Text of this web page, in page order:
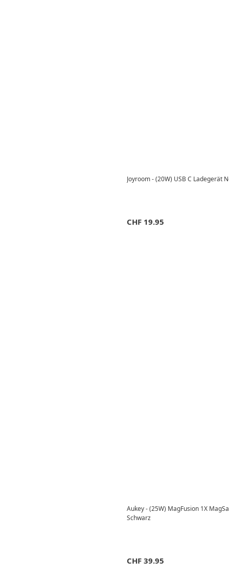
Joyroom - (20W) USB C Ladegerät
CHF 19.95
Aukey - (25W) MagFusion 1X
Schwarz
CHF 39.95